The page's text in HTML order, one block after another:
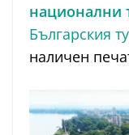
национални
Българския
наличен